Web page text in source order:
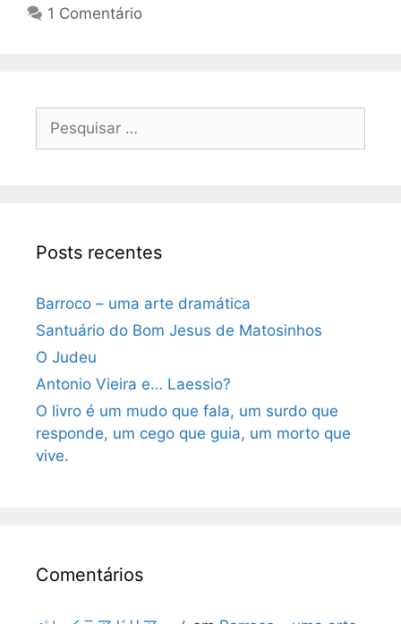
1 Comentário
por:
Posts recentes
Barroco – uma arte dramática
Santuário do Bom Jesus de Matosinhos
O Judeu
Antonio Vieira e… Laessio?
O livro é um mudo que fala, um surdo que
responde, um cego que guia, um morto que
vive.
Comentários